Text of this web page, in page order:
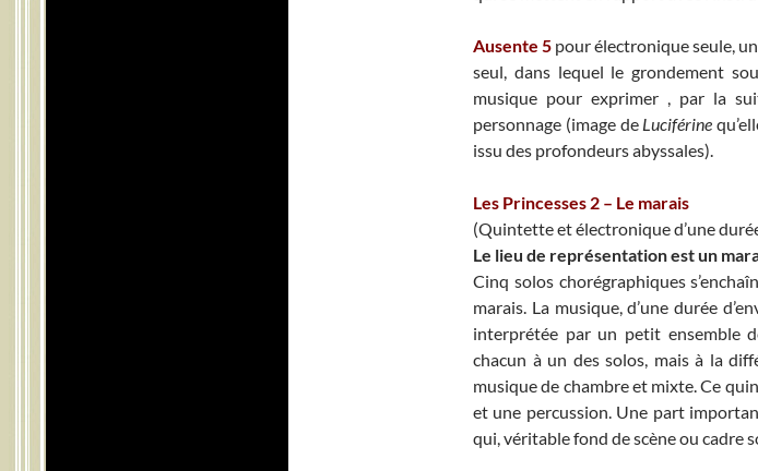
Ausente 5 pour électronique seule,
seul, dans lequel le grondement
musique pour exprimer , par la
personnage (image de Luciférine
issu des profondeurs abyssales).
Les Princesses 2 – Le marais
(Quintette et électronique d’une
Le lieu de représentation est un
Cinq solos chorégraphiques
marais. La musique, d’une durée
interprétée par un petit ensemble
chacun à un des solos, mais à la
musique de chambre et mixte. Ce
et une percussion. Une part
qui, véritable fond de scène ou cadre